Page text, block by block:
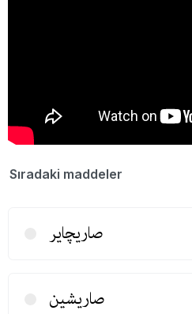
Sıradaki maddeler
صاریچایر
صاریشین